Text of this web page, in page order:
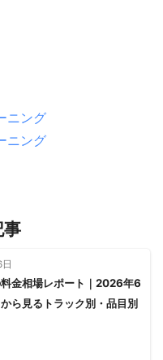
ニング
ニング
事
金相場レポート｜2026年6
ら見るトラック別・品目別